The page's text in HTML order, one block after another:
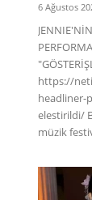
6 Ağustos
https://
headliner-
elestirildi/
müzik